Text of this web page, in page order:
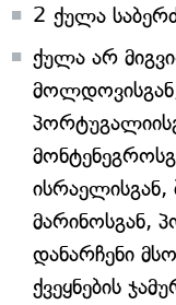
2 ქულა
ქულა არ
ისრაელისგან,
მარინოსგან,
დანარჩენი
ქვეყნების